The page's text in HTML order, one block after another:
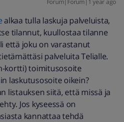
Forum|Forum|1 year ago
alkaa tulla laskuja palveluista,
tilannut, kuullostaa tilanne
että joku on varastanut
palveluita Telialle.
kortti) toimitusosoite
laskutusosoite oikein?
listauksen siitä, että missä ja
Jos kyseessä on
kannattaa tehdä